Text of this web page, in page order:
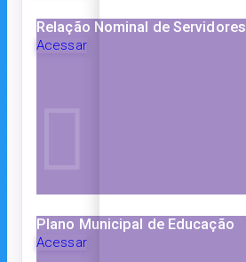
Relação Nominal de Servidores
Acessar
Plano Municipal de Educação
Acessar